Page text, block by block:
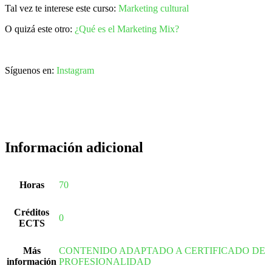
Tal vez te interese este curso: Marketing cultural
O quizá este otro: ¿Qué es el Marketing Mix?
Síguenos en: Instagram
Información adicional
Horas 70
Créditos
ECTS
0
Más
información
CONTENIDO ADAPTADO A CERTIFICADO DE
PROFESIONALIDAD